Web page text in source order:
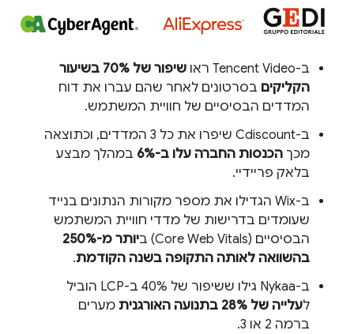
ב-Tencent Video ראו
שיפור של 70% בשיעור
הקליקים בסרטונים לאחר שהם עברו את דוח
המדדים הבסיסיים של חוויית המשתמש.
ב-Cdiscount שיפרו את כל 3 המדדים, וכתוצאה
מכך הכנסות החברה עלו ב-6%
במהלך מבצע
בלאק פריידיי.
ב-Wix הגדילו את מספר מקורות הנתונים בנייד
שעומדים בדרישות של מדדי חוויית המשתמש
הבסיסיים (Core Web Vitals) ב
יותר מ-250%
בהשוואה לאותה התקופה בשנה הקודמת.
ב-Nykaa גילו ששיפור של 40% ב-LCP הוביל
לעלייה של 28% בתנועה האורגנית
מערים
ברמה 2 או 3.